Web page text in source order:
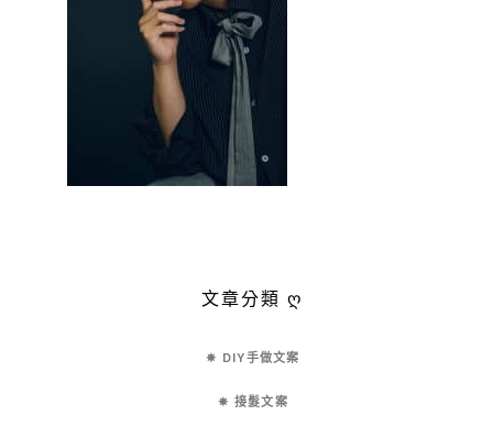
文章分類 ღ
✵ DIY手做文案
✵ 接髮文案